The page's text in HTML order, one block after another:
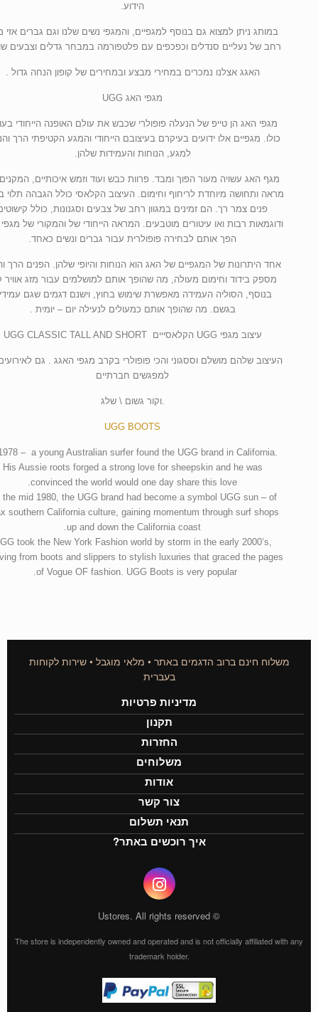
הידוע.
במותג ניתן למצוא גם בנוסף למגפיים, והמגפי נשים שלנו וגם גברים אזי
רחב של נעליים סנדלים וכפכפים עם פלטפורמה במבחר גדלים וצבעים
האגג אצלנו נמכרים במחירי מבצע ובמחירים של קופון הנחה גדול .
מגפי האג UGG
מגפי האג הן טייפ של הנעלה פופולרי שכבש את עולם האופנה הייחודי
כולו. מגפיים אלו ידועים בעיקרם בעיצובם הייחודי והמגע הקטיפתי הרך
למגע, הנוחות והעמידות שלהן.
מגף האג עשויה מעור הפוך ומבד. פרוות כבש ועוד וזמש איכותיים,
מראה ותחושה מיוחדת לריחוף וחימום. העיצוב הקלאסי כולל הגבהה תלוי
פנים צמר רך. הם זמינים במגוון רחב של צבעים וסגנונות, כולל
הפך אותם לבחירה פופולרית עבור גברים ונשים כאחד.
אחד היתרונות של המגפיים של האג הוא הנוחות והיופי שלהן. הפנים הרך
מספק בידוד וחימום מעולה, מה שהופך אותם למושלמים עבור מזג אוויר
בנוסף, הסוליה העמידה מאפשרת שימוש בחוץ, וישנם דגמים שגם
בגשם. מה שהופך אותם כמעולים לנעילה יום – יומית .
עיצוב מגפי UGG הקלאסייים UGG CLASSIC TALL AND SHORT
העיצוב שלהם מושלם וססגוני והכי פופולרי בקרב מגפי האגג . גם
למפגשים חברתיים
.וקור גשום \ שלג
UGG BOOTS
– a young Australian surfer found the UGG brand in California.
His Aussie roots forged a strong love for sheepskin and he was
convinced the world would one day share this love.
the mid 1980, the UGG brand had become a symbol UGG sun – of
southern California culture, gaining momentum through surf shops
up and down the California coast.
took the New York Fashion world by storm in the early 2000’s,
from boots and slippers to stylish luxuries that graced the pages
of Vogue OF fashion. UGG Boots is very popular.
משלוח חינם ברוב הדגמים באתר • מלאי מוגבל • שירות לקוחות
בעברית
מדיניות פרטיות
תקנון
החזרות
משלוחים
אודות
צור קשר
תנאי תשלום
איך רוכשים באתר?
© Ustores. All rights reserved
The store is independently owned and operated and is not officially affiliated with any
trademark holder.